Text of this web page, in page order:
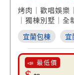
樂遊戲】
烤肉｜歡唱娛樂
｜獨棟別墅｜
推薦
宜蘭包棟 宜
📣 最低價